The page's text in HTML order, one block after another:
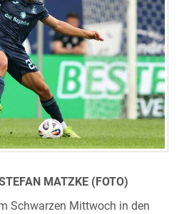
MATZKE (FOTO)
Schwarzen Mittwoch in den